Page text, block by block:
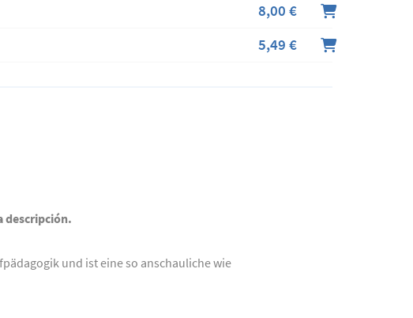
8,00 €
5,49 €
descripción.
und ist eine so anschauliche wie